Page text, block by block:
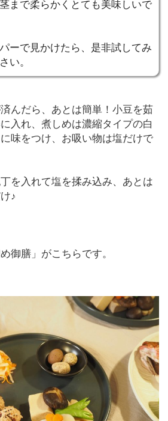
まで柔らかくとても美味しいで
ーで見かけたら、是非試してみ
い。
んだら、あとは簡単！小豆を茹
入れ、煮しめは濃縮タイプの白
味をつけ、お吸い物は塩だけで
を入れて塩を揉み込み、あとは
♪
御膳」がこちらです。